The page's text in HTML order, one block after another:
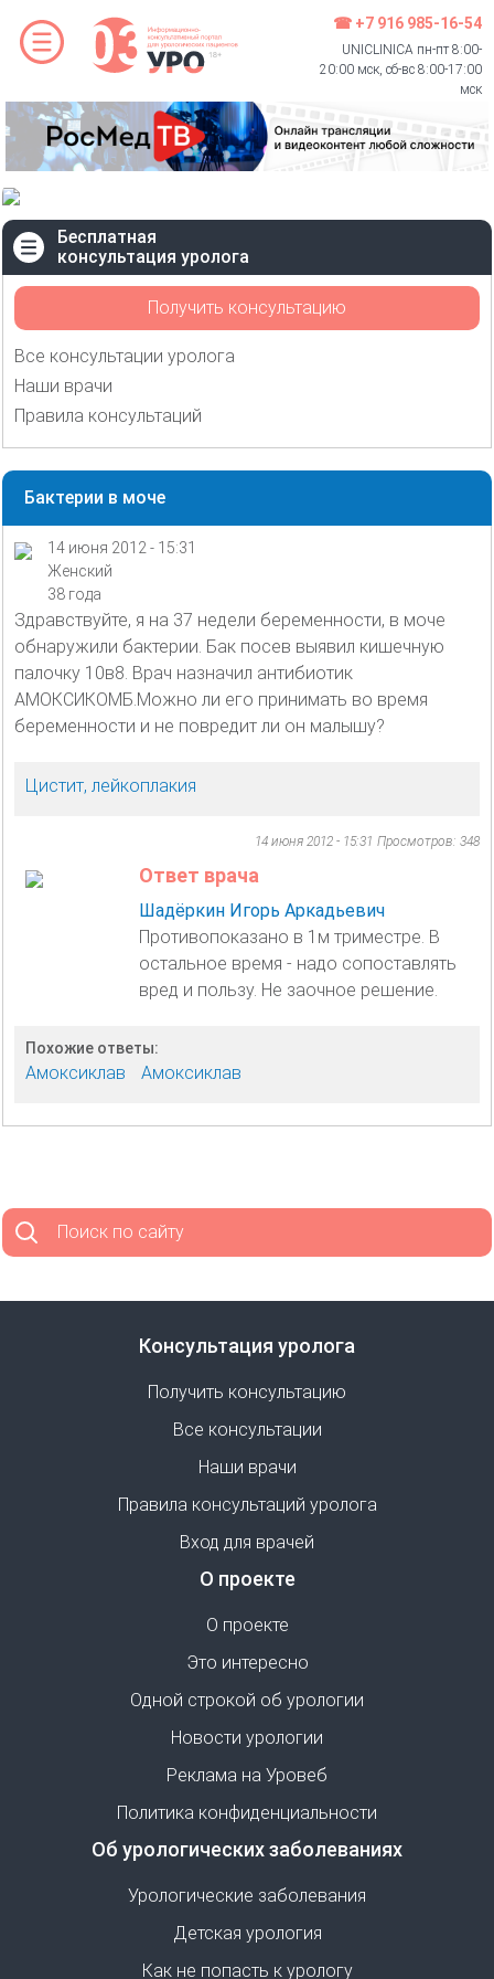
☎ +7 916 985-16-54
UNICLINICA пн-пт 8:00-
20:00 мск, сб-вс 8:00-17:00
мск
Бесплатная
консультация уролога
Получить консультацию
Все консультации уролога
Наши врачи
Правила консультаций
Бактерии в моче
14 июня 2012 - 15:31
Женский
38 года
Здравствуйте, я на 37 недели беременности, в моче
обнаружили бактерии. Бак посев выявил кишечную
палочку 10в8. Врач назначил антибиотик
АМОКСИКОМБ.Можно ли его принимать во время
беременности и не повредит ли он малышу?
Цистит, лейкоплакия
14 июня 2012 - 15:31 Просмотров: 348
Ответ врача
Шадёркин Игорь Аркадьевич
Противопоказано в 1м триместре. В
остальное время - надо сопоставлять
вред и пользу. Не заочное решение.
Похожие ответы:
Амоксиклав Амоксиклав
Поиск по сайту
Консультация уролога
Получить консультацию
Все консультации
Наши врачи
Правила консультаций уролога
Вход для врачей
О проекте
О проекте
Это интересно
Одной строкой об урологии
Новости урологии
Реклама на Уровеб
Политика конфиденциальности
Об урологических заболеваниях
Урологические заболевания
Детская урология
Как не попасть к урологу